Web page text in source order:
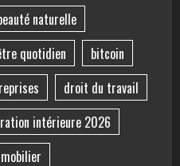
naturelle
quotidien
bitcoin
droit du travail
intérieure 2026